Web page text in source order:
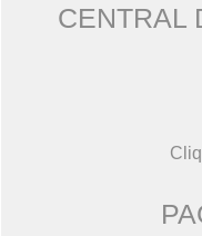
CENTRAL